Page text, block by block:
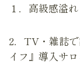
１．高級感溢
2．TV・雑誌
イフ』導入サ